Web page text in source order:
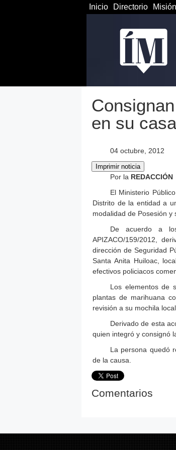
Inicio Directorio
en su casa
04 octubre, 2012
Por la REDACCIÓN
El Ministerio
Distrito de la entidad a
modalidad de Posesión y
De acuerdo a
APIZACO/159/2012,
dirección de Seguridad
Santa Anita Huiloac,
efectivos policiacos
Los elementos de
plantas de marihuana
revisión a su mochila
Derivado de esta
quien integró y consignó
La persona quedó
de la causa.
Comentarios